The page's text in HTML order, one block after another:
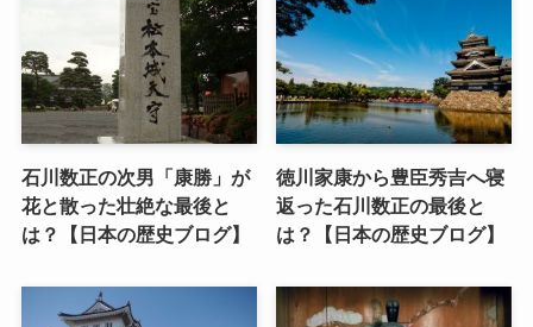
石川数正の次男「康勝」が
花と散った壮絶な最後と
は？【日本の歴史ブログ】
徳川家康から豊臣秀吉へ寝
返った石川数正の最後と
は？【日本の歴史ブログ】